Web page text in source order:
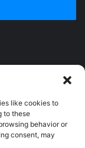
like cookies to
to these
behavior or
consent, may